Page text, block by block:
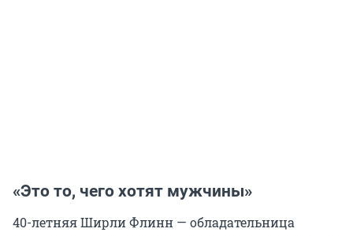
«Это то, чего хотят мужчины»
40-летняя Ширли Флинн — обладательница